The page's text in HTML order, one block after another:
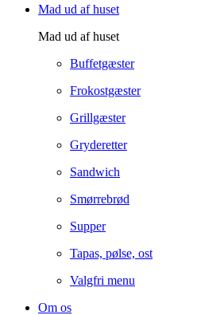
Mad ud af huset
Mad ud af huset
Buffetgæster
Frokostgæster
Grillgæster
Gryderetter
Sandwich
Smørrebrød
Supper
Tapas, pølse, ost
Valgfri menu
Om os